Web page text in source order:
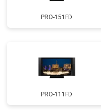
PRO-151FD
PRO-111FD